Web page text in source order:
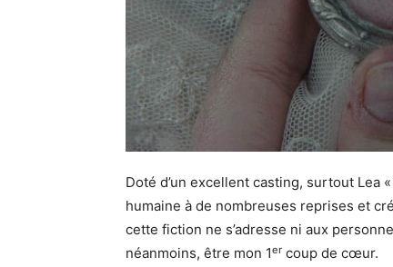
Doté d’un excellent casting, surtout Lea
humaine à de nombreuses reprises et
cette fiction ne s’adresse ni aux
néanmoins, être mon 1er coup de cœur.